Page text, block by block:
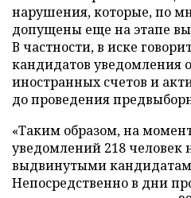
нарушения, которые, по
допущены еще на этапе
В частности, в иске
кандидатов уведомления
иностранных счетов и
до проведения
«Таким образом, на
уведомлений 218 человек
выдвинутыми
Непосредственно в дни